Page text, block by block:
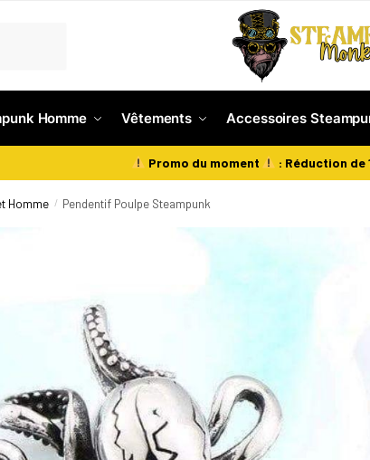
Homme Vêtements Accessoires
Promo du moment : Réduction de
Homme / Pendentif Poulpe Steampunk